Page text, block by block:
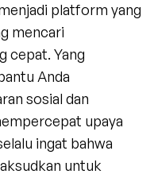
platform yang
mencari
cepat. Yang
Anda
sosial dan
upaya
ingat bahwa
untuk